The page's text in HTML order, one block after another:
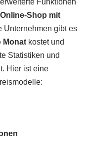
Shop mit
Unternehmen gibt es
Monat kostet und
Statistiken und
Hier ist eine